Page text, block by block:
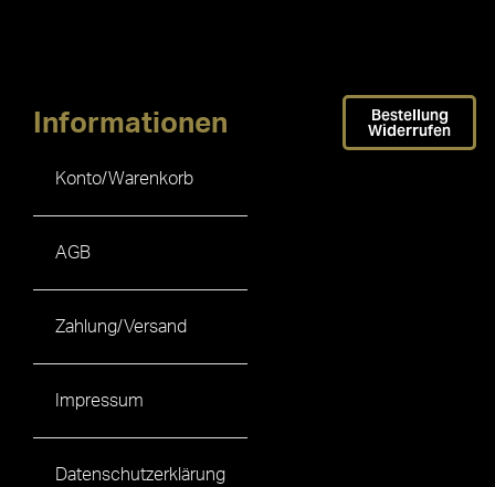
Informationen
Konto/Warenkorb
AGB
Zahlung/Versand
Impressum
Datenschutzerklärung
Bestellung
Widerrufen